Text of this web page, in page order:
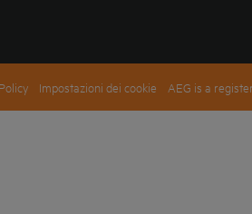
Impostazioni dei cookie AEG is a